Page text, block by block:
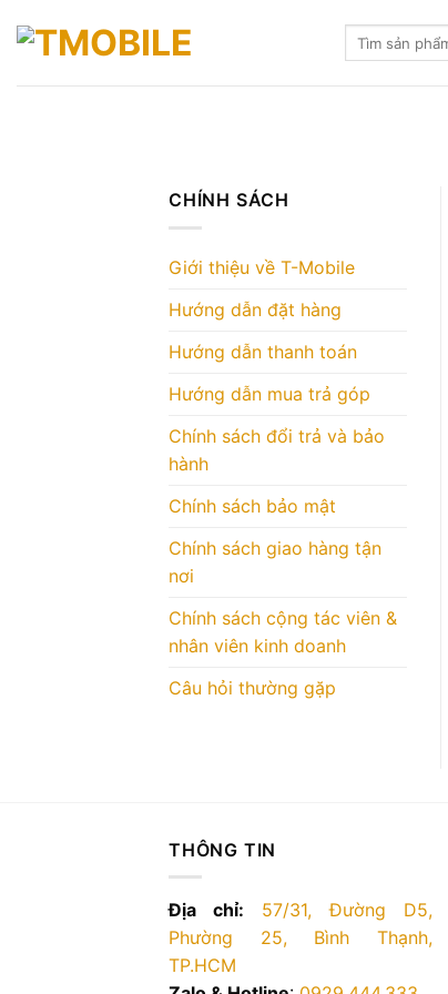
Tìm
CHÍNH SÁCH
Giới thiệu về T-Mobile
Hướng dẫn đặt hàng
Hướng dẫn thanh toán
Hướng dẫn mua trả góp
Chính sách đổi trả và bảo
hành
Chính sách bảo mật
Chính sách giao hàng tận
nơi
Chính sách cộng tác viên &
nhân viên kinh doanh
Câu hỏi thường gặp
THÔNG TIN
Địa chỉ:
57/31, Đường D5,
Phường 25, Bình Thạnh,
TP.HCM